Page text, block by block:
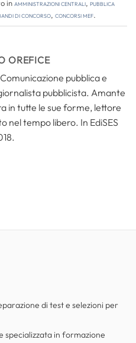
inAmministrazioni Centrali, Pubblica
di concorso, concorsi mef.
OREFICE
pubblica e
pubblicista. Amante
in tutte le sue forme, lettore
nel tempo libero. In EdiSES
di test e selezioni per
specializzata in formazione